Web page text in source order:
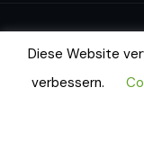
©
Diese Website
verbessern.